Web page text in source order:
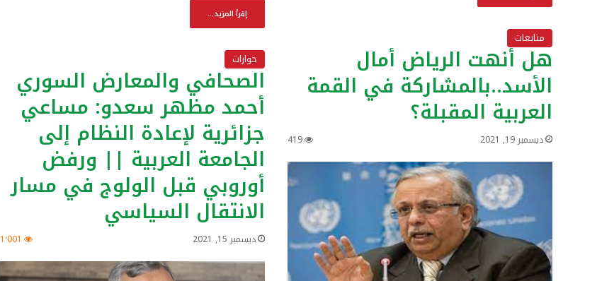
إقرأ المزيد...
متابعات
هل أنهت الرياض أمال
الأسد..بالمشاركة في القمة
العربية المقبلة؟
ديسمبر 19, 2021 419
حوارات
الصحافي والمعارض السوري
أحمد مظهر سعدو: مساعي
جزائرية لإعادة النظام إلى
الجامعة العربية || ورفض
أوروبي قبل الولوج في مسار
الانتقال السياسي
ديسمبر 15, 2021 1٬001